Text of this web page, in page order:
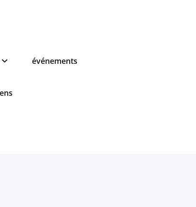
événements